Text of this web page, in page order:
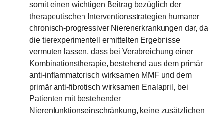
somit einen wichtigen Beitrag bezüglich der
therapeutischen Interventionsstrategien humaner
chronisch-progressiver Nierenerkrankungen dar, da
die tierexperimentell ermittelten Ergebnisse
vermuten lassen, dass bei Verabreichung einer
Kombinationstherapie, bestehend aus dem primär
anti-inflammatorisch wirksamen MMF und dem
primär anti-fibrotisch wirksamen Enalapril, bei
Patienten mit bestehender
Nierenfunktionseinschränkung, keine zusätzlichen